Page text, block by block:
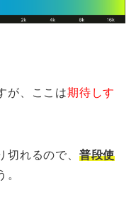
が、ここは期待しす
切れるので、 普段使
。